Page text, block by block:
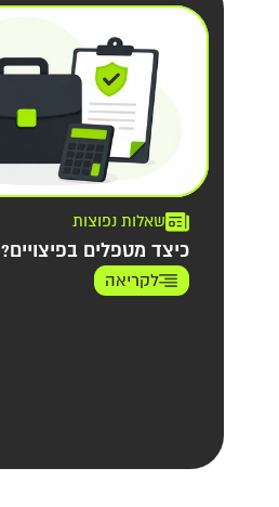
שאלות נפוצות
כיצד מטפלים בפיצויים?
לקריאה